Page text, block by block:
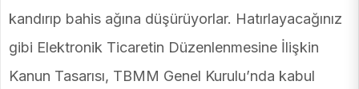
kandırıp bahis ağına düşürüyorlar. Hatırlayacağınız
gibi Elektronik Ticaretin Düzenlenmesine İlişkin
Kanun Tasarısı, TBMM Genel Kurulu’nda kabul